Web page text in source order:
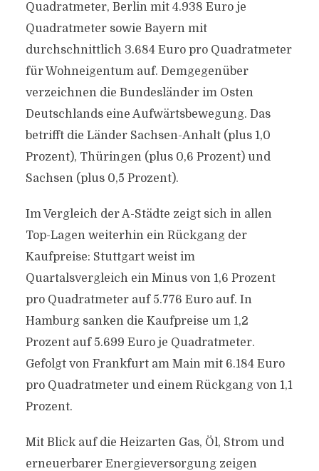
Quadratmeter, Berlin mit 4.938 Euro je
Quadratmeter sowie Bayern mit
durchschnittlich 3.684 Euro pro Quadratmeter
für Wohneigentum auf. Demgegenüber
verzeichnen die Bundesländer im Osten
Deutschlands eine Aufwärtsbewegung. Das
betrifft die Länder Sachsen-Anhalt (plus 1,0
Prozent), Thüringen (plus 0,6 Prozent) und
Sachsen (plus 0,5 Prozent).
Im Vergleich der A-Städte zeigt sich in allen
Top-Lagen weiterhin ein Rückgang der
Kaufpreise: Stuttgart weist im
Quartalsvergleich ein Minus von 1,6 Prozent
pro Quadratmeter auf 5.776 Euro auf. In
Hamburg sanken die Kaufpreise um 1,2
Prozent auf 5.699 Euro je Quadratmeter.
Gefolgt von Frankfurt am Main mit 6.184 Euro
pro Quadratmeter und einem Rückgang von 1,1
Prozent.
Mit Blick auf die Heizarten Gas, Öl, Strom und
erneuerbarer Energieversorgung zeigen